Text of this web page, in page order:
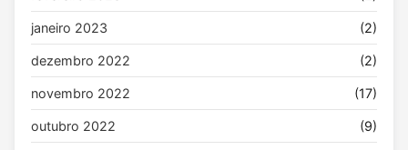
janeiro 2023 (2)
dezembro 2022 (2)
novembro 2022 (17)
outubro 2022 (9)